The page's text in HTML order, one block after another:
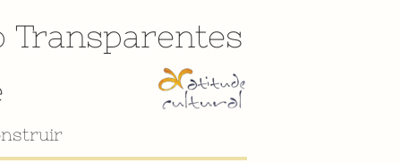
Transparentes